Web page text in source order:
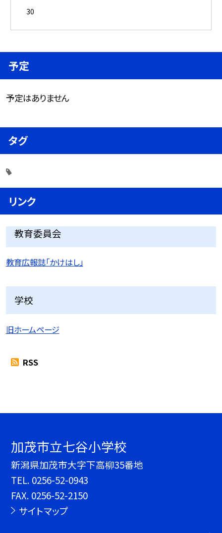
30
予定
予定はありません
タグ
リンク
教育委員会
教育広報誌「かけはし」
学校
旧ホームページ
RSS
加茂市立七谷小学校
新潟県加茂市大字下高柳35番地
TEL. 0256-52-0943
FAX. 0256-52-2150
サイトマップ